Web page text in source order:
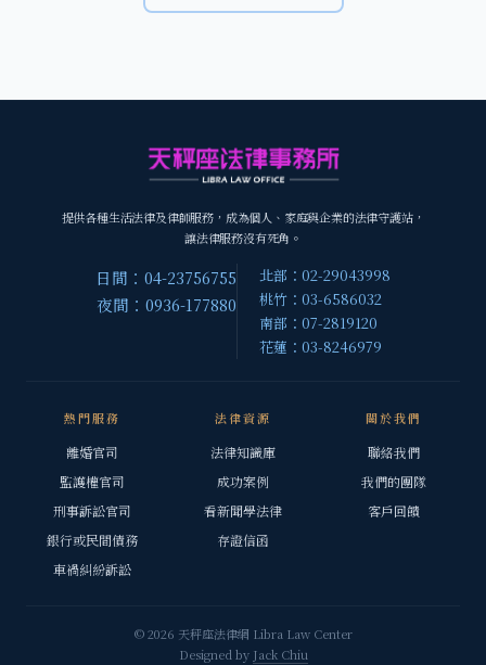
提供各種生活法律及律師服務，成為個人、家庭與企業的法律守護站，
讓法律服務沒有死角。
日間：04-23756755
夜間：0936-177880
北部：02-29043998
桃竹：03-6586032
南部：07-2819120
花蓮：03-8246979
熱門服務
離婚官司
監護權官司
刑事訴訟官司
銀行或民間債務
車禍糾紛訴訟
法律資源
法律知識庫
成功案例
看新聞學法律
存證信函
關於我們
聯絡我們
我們的團隊
客戶回饋
© 2026 天秤座法律網 Libra Law Center
Designed by Jack Chiu